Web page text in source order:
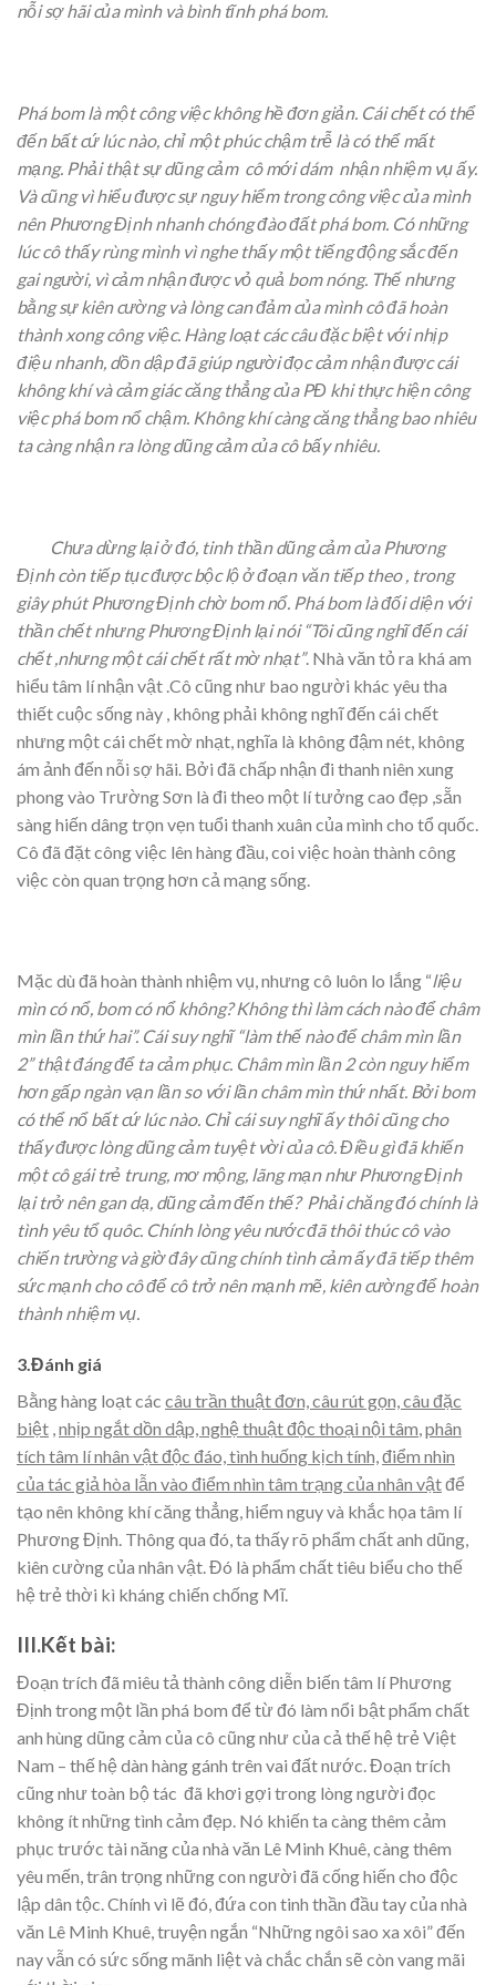
nỗi sợ hãi của mình và bình tĩnh phá bom.
Phá bom là một công việc không hề đơn giản. Cái chết có thể
đến bất cứ lúc nào, chỉ một phúc chậm trễ là có thể mất
mạng. Phải thật sự dũng cảm cô mới dám nhận nhiệm vụ ấy.
Và cũng vì hiểu được sự nguy hiểm trong công việc của mình
nên Phương Định nhanh chóng đào đất phá bom. Có những
lúc cô thấy rùng mình vì nghe thấy một tiếng động sắc đến
gai người, vì cảm nhận được vỏ quả bom nóng. Thế nhưng
bằng sự kiên cường và lòng can đảm của mình cô đã hoàn
thành xong công việc. Hàng loạt các câu đặc biệt với nhịp
điệu nhanh, dồn dập đã giúp người đọc cảm nhận được cái
không khí và cảm giác căng thẳng của PĐ khi thực hiện công
việc phá bom nổ chậm. Không khí càng căng thẳng bao nhiêu
ta càng nhận ra lòng dũng cảm của cô bấy nhiêu.
Chưa dừng lại ở đó, tinh thần dũng cảm của Phương
Định còn tiếp tục được bộc lộ ở đoạn văn tiếp theo , trong
giây phút Phương Định chờ bom nổ. Phá bom là đối diện với
thần chết nhưng Phương Định lại nói “Tôi cũng nghĩ đến cái
chết ,nhưng một cái chết rất mờ nhạt”. Nhà văn tỏ ra khá am
hiểu tâm lí nhận vật .Cô cũng như bao người khác yêu tha
thiết cuộc sống này , không phải không nghĩ đến cái chết
nhưng một cái chết mờ nhạt, nghĩa là không đậm nét, không
ám ảnh đến nỗi sợ hãi. Bởi đã chấp nhận đi thanh niên xung
phong vào Trường Sơn là đi theo một lí tưởng cao đẹp ,sẵn
sàng hiến dâng trọn vẹn tuổi thanh xuân của mình cho tổ quốc.
Cô đã đặt công việc lên hàng đầu, coi việc hoàn thành công
việc còn quan trọng hơn cả mạng sống.
Mặc dù đã hoàn thành nhiệm vụ, nhưng cô luôn lo lắng “liệu
mìn có nổ, bom có nổ không? Không thì làm cách nào để châm
mìn lần thứ hai”. Cái suy nghĩ “làm thế nào để châm mìn lần
2” thật đáng để ta cảm phục. Châm mìn lần 2 còn nguy hiểm
hơn gấp ngàn vạn lần so với lần châm mìn thứ nhất. Bởi bom
có thể nổ bất cứ lúc nào. Chỉ cái suy nghĩ ấy thôi cũng cho
thấy được lòng dũng cảm tuyệt vời của cô. Điều gì đã khiến
một cô gái trẻ trung, mơ mộng, lãng mạn như Phương Định
lại trở nên gan dạ, dũng cảm đến thế? Phải chăng đó chính là
tình yêu tổ quôc. Chính lòng yêu nước đã thôi thúc cô vào
chiến trường và giờ đây cũng chính tình cảm ấy đã tiếp thêm
sức mạnh cho cô để cô trở nên mạnh mẽ, kiên cường để hoàn
thành nhiệm vụ.
3.Đánh giá
Bằng hàng loạt các câu trần thuật đơn, câu rút gọn, câu đặc
biệt ,nhịp ngắt dồn dập, nghệ thuật độc thoại nội tâm,phân
tích tâm lí nhân vật độc đáo, tình huống kịch tính,điểm nhìn
của tác giả hòa lẫn vào điểm nhìn tâm trạng của nhân vậtđể
tạo nên không khí căng thẳng, hiểm nguy và khắc họa tâm lí
Phương Định. Thông qua đó, ta thấy rõ phẩm chất anh dũng,
kiên cường của nhân vật. Đó là phẩm chất tiêu biểu cho thế
hệ trẻ thời kì kháng chiến chống Mĩ.
III.Kết bài:
Đoạn trích đã miêu tả thành công diễn biến tâm lí Phương
Định trong một lần phá bom để từ đó làm nổi bật phẩm chất
anh hùng dũng cảm của cô cũng như của cả thế hệ trẻ Việt
Nam – thế hệ dàn hàng gánh trên vai đất nước. Đoạn trích
cũng như toàn bộ tác đã khơi gợi trong lòng người đọc
không ít những tình cảm đẹp. Nó khiến ta càng thêm cảm
phục trước tài năng của nhà văn Lê Minh Khuê, càng thêm
yêu mến, trân trọng những con người đã cống hiến cho độc
lập dân tộc. Chính vì lẽ đó, đứa con tinh thần đầu tay của nhà
văn Lê Minh Khuê, truyện ngắn “Những ngôi sao xa xôi” đến
nay vẫn có sức sống mãnh liệt và chắc chắn sẽ còn vang mãi